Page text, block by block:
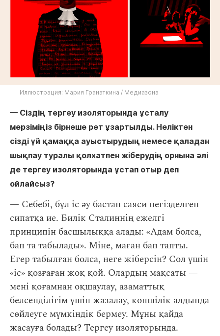
Иллюстрация: Мария Гранаткина / Медиазона
— Сіздің тергеу изоляторында ұсталу
мерзіміңіз бірнеше рет ұзартылды. Неліктен
сізді үй қамаққа ауыстырудың немесе қаладан
шықпау туралы қолхатпен жіберудің орнына әлі
де тергеу изоляторында ұстап отыр деп
ойлайсыз?
— Себебі, бұл іс әу бастан саяси негізделген
сипатқа ие. Билік Сталиннің ежелгі
принципін басшылыққа алады: «Адам болса,
бап та табылады». Міне, маған бап тапты.
Егер табылған болса, неге жіберсін? Сол үшін
«іс» қозғаған жоқ қой. Олардың мақсаты —
мені қоғамнан оқшаулау, азаматтық
белсенділігім үшін жазалау, көпшілік алдында
сөйлеуге мүмкіндік бермеу. Мұны қайда
жасауға болады? Тергеу изоляторында.